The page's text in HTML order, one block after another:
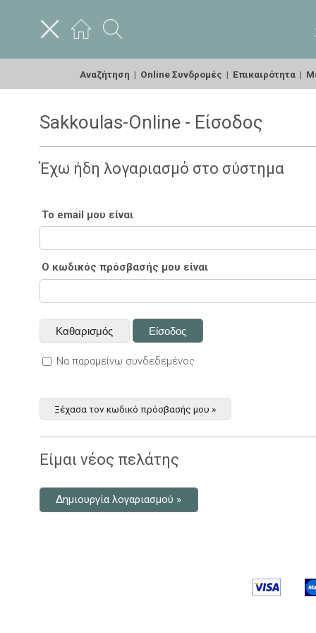
Αναζήτηση | Online Συνδρομές | Επικαιρότητα |
Sakkoulas-Online - Είσοδος
Έχω ήδη λογαριασμό στο σύστημα
Το email μου είναι
Ο κωδικός πρόσβασής μου είναι
Να παραμείνω συνδεδεμένος
Ξέχασα τον κωδικό πρόσβασής μου »
Είμαι νέος πελάτης
Δημιουργία λογαριασμού »